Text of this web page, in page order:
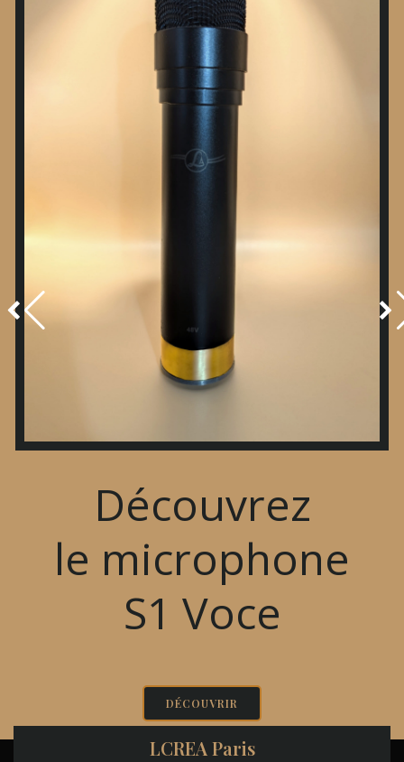
Découvrez
le microphone
S1 Voce
DÉCOUVRIR
LCREA Paris